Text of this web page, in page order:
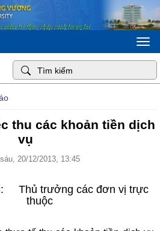
thu các khoản tiền dịch
vụ
20/12/2013, 13:45
Thủ trưởng các đơn vị trực
thuộc